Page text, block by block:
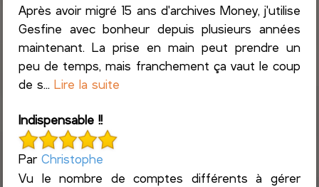
Après avoir migré 15 ans d'archives Money, j'utilise
Gesfine avec bonheur depuis plusieurs années
maintenant. La prise en main peut prendre un
peu de temps, mais franchement ça vaut le coup
de s...Lire la suite
Indispensable !!
ParChristophe
Vu le nombre de comptes différents à gérer